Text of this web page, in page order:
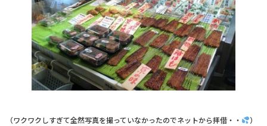
（ワクワクしすぎて全然写真を撮っていなかったのでネットから拝借・・ ）